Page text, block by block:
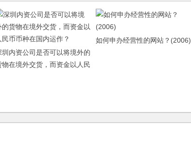
圳内资公司是否可以将境外的
物在境外交货，而资金以人民
如何申办经营性的网站？(2006)